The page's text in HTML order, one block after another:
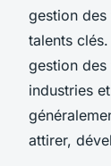
gestion
talents
gestion des
industries
attirer,